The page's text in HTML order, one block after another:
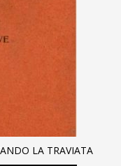
LA TRAVIATA